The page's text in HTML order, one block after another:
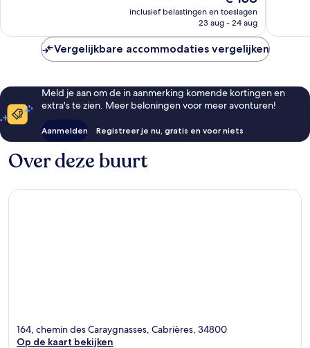
prijs
is
inclusief belastingen en toeslagen
23 aug - 24 aug
Vergelijkbare accommodaties vergelijken
Meld je aan om de in aanmerking komende kortingen en
extra's te zien. Meer beloningen voor meer avonturen!
Aanmelden Registreer je nu, gratis en voor niets
Over deze buurt
164, chemin des Caraygnasses, Cabrières, 34800
Op de kaart bekijken